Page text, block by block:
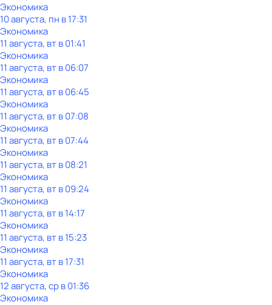
Экономика
10 августа, пн в 17:31
Экономика
11 августа, вт в 01:41
Экономика
11 августа, вт в 06:07
Экономика
11 августа, вт в 06:45
Экономика
11 августа, вт в 07:08
Экономика
11 августа, вт в 07:44
Экономика
11 августа, вт в 08:21
Экономика
11 августа, вт в 09:24
Экономика
11 августа, вт в 14:17
Экономика
11 августа, вт в 15:23
Экономика
11 августа, вт в 17:31
Экономика
12 августа, ср в 01:36
Экономика